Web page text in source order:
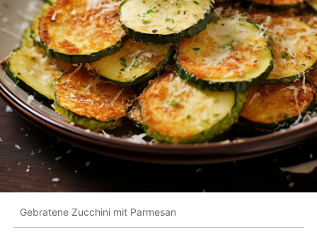
Gebratene Zucchini mit Parmesan